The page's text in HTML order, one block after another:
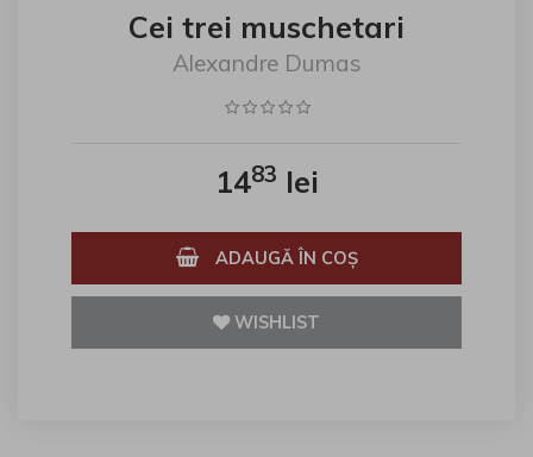
Cei trei muschetari
Alexandre Dumas
1483 lei
ADAUGĂ ÎN COŞ
WISHLIST